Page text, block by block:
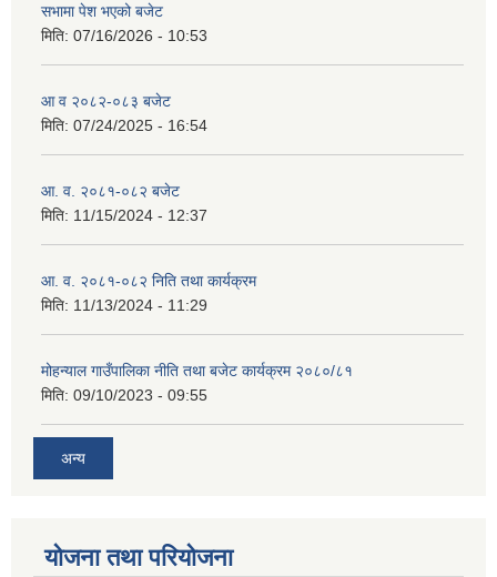
सभामा पेश भएको बजेट
मिति: 07/16/2026 - 10:53
आ व २०८२-०८३ बजेट
मिति: 07/24/2025 - 16:54
आ. व. २०८१-०८२ बजेट
मिति: 11/15/2024 - 12:37
आ. व. २०८१-०८२ निति तथा कार्यक्रम
मिति: 11/13/2024 - 11:29
मोहन्याल गाउँपालिका नीति तथा बजेट कार्यक्रम २०८०/८१
मिति: 09/10/2023 - 09:55
अन्य
योजना तथा परियोजना